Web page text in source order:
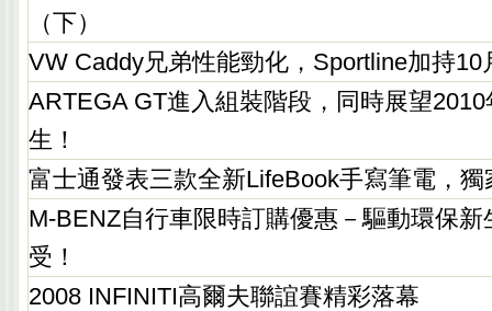
（下）
VW Caddy兄弟性能勁化，Sportline加持10
ARTEGA GT進入組裝階段，同時展望
生！
富士通發表三款全新LifeBook手寫筆電，
M-BENZ自行車限時訂購優惠－驅動環保
受！
2008 INFINITI高爾夫聯誼賽精彩落幕